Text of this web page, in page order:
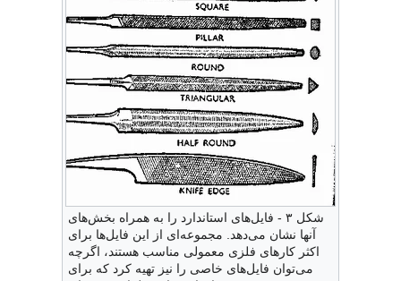
شکل ۳ - فایل‌های استاندارد را به همراه بخش‌های
آنها نشان می‌دهد. مجموعه‌ای از این فایل‌ها برای
اکثر کارهای فلزی معمولی مناسب هستند، اگرچه
می‌توان فایل‌های خاصی را نیز تهیه کرد که برای